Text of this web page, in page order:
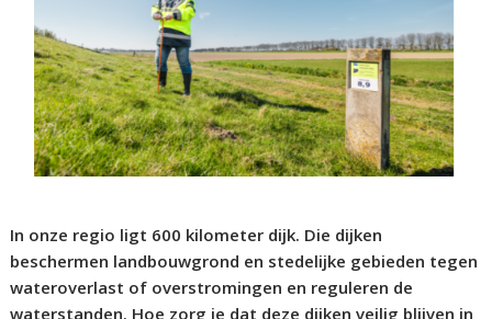
In onze regio ligt 600 kilometer dijk. Die dijken
beschermen landbouwgrond en stedelijke gebieden tegen
wateroverlast of overstromingen en reguleren de
waterstanden. Hoe zorg je dat deze dijken veilig blijven in